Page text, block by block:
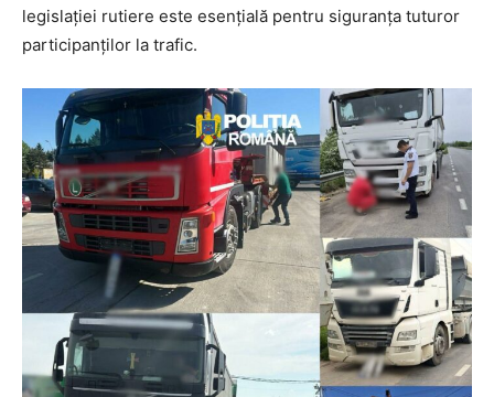
legislației rutiere este esențială pentru siguranța tuturor
participanților la trafic.